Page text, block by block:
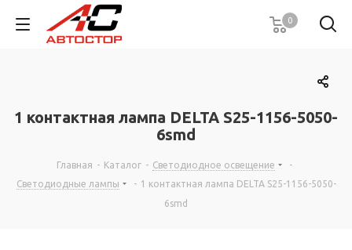
0
1 контактная лампа DELTA S25-1156-5050-
6smd
Главная - Каталог - Светодиодное освещение
-
Светодиодные лампы
- 1 контактная лампа DELTA S25-1156-5050-
6smd